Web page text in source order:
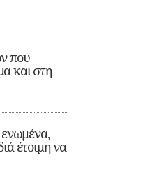
που
και στη
ενωμένα,
έτοιμη να